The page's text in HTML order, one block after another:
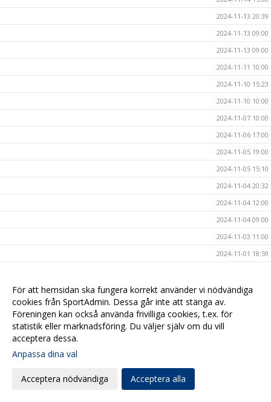
2024-11-13 20:39
2024-11-13 09:00
2024-11-13 09:00
2024-11-11 10:00
2024-11-10 15:23
2024-11-10 10:00
2024-11-07 10:00
2024-11-06 17:00
2024-11-05 19:00
2024-11-05 15:10
2024-11-04 20:32
2024-11-04 12:00
2024-11-04 09:00
2024-11-03 11:00
2024-11-01 18:59
2024-10-31 17:00
2024-10-30 20:41
2024-10-30 15:42
För att hemsidan ska fungera korrekt använder vi nödvändiga
cookies från SportAdmin. Dessa går inte att stänga av.
Föreningen kan också använda frivilliga cookies, t.ex. för
statistik eller marknadsföring. Du väljer själv om du vill
acceptera dessa.
Anpassa dina val
Acceptera nödvändiga Acceptera alla